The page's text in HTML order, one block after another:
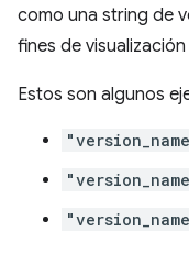
como una string de
fines de
Estos son algunos